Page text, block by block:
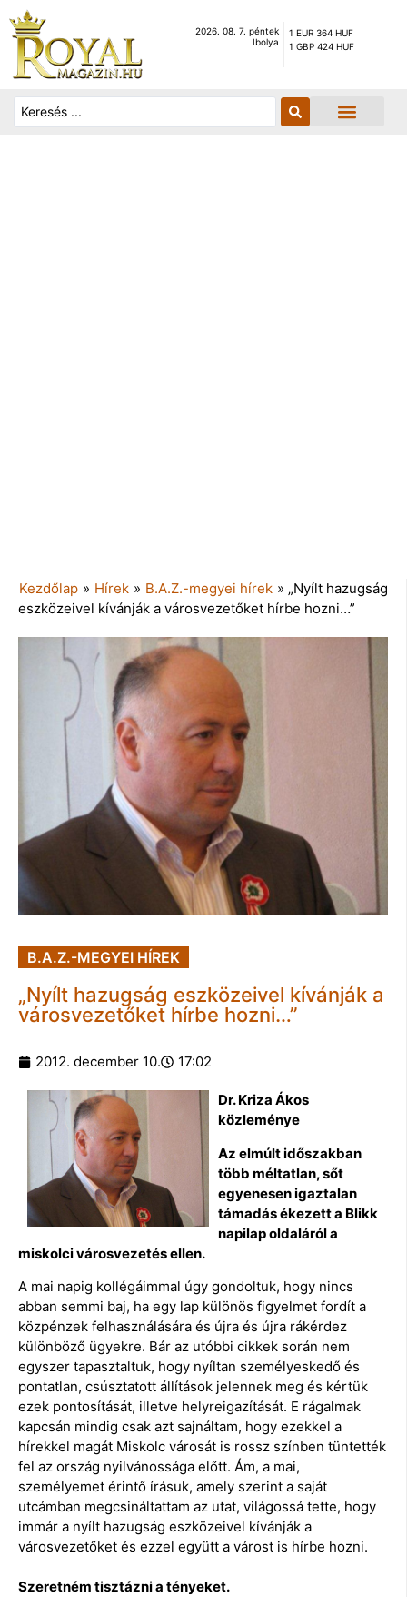
2026. 08. 7. péntek
Ibolya
1 EUR 364 HUF
1 GBP 424 HUF
Kezdőlap » Hírek » B.A.Z.-megyei hírek » „Nyílt hazugság
eszközeivel kívánják a városvezetőket hírbe hozni…”
B.A.Z.-MEGYEI HÍREK
„Nyílt hazugság eszközeivel kívánják a
városvezetőket hírbe hozni…”
2012. december 10. 17:02
Dr. Kriza Ákos
közleménye
Az elmúlt időszakban
több méltatlan, sőt
egyenesen igaztalan
támadás ékezett a Blikk
napilap oldaláról a
miskolci városvezetés ellen.
A mai napig kollégáimmal úgy gondoltuk, hogy nincs
abban semmi baj, ha egy lap különös figyelmet fordít a
közpénzek felhasználására és újra és újra rákérdez
különböző ügyekre. Bár az utóbbi cikkek során nem
egyszer tapasztaltuk, hogy nyíltan személyeskedő és
pontatlan, csúsztatott állítások jelennek meg és kértük
ezek pontosítását, illetve helyreigazítását. E rágalmak
kapcsán mindig csak azt sajnáltam, hogy ezekkel a
hírekkel magát Miskolc városát is rossz színben tüntették
fel az ország nyilvánossága előtt. Ám, a mai,
személyemet érintő írásuk, amely szerint a saját
utcámban megcsináltattam az utat, világossá tette, hogy
immár a nyílt hazugság eszközeivel kívánják a
városvezetőket és ezzel együtt a várost is hírbe hozni.
Szeretném tisztázni a tényeket.